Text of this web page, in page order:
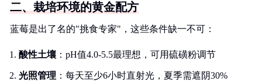
二、栽培环境的黄金配方
蓝莓是出了名的"挑食专家"，这些条件缺一不可：
酸性土壤 ：pH值4.0-5.5最理想，可用硫磺粉调节
光照管理 ：每天至少6小时直射光，夏季需遮阴30%